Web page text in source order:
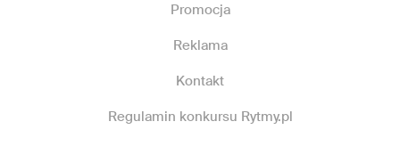
Promocja
Reklama
Kontakt
Regulamin konkursu Rytmy.pl